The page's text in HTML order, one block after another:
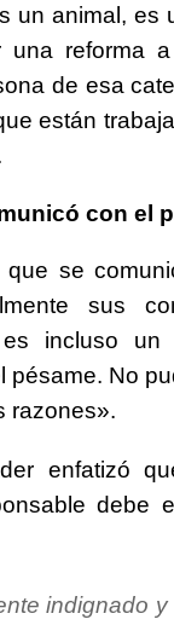
un animal, es
una reforma
de esa
están
con el
que se
sus
es incluso
pésame. No
razones».
enfatizó
debe
indignado